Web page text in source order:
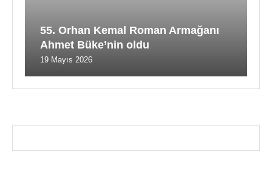
55. Orhan Kemal Roman Armağanı
Ahmet Büke’nin oldu
19 Mayıs 2026